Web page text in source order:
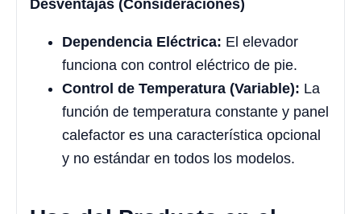
Desventajas (Consideraciones)
Dependencia Eléctrica: El elevador
funciona con control eléctrico de pie.
Control de Temperatura (Variable): La
función de temperatura constante y panel
calefactor es una característica opcional
y no estándar en todos los modelos.